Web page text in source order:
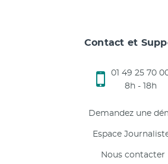
Contact et
01 49 25 70
8h - 18h
Demandez une
Espace
Nous contacter